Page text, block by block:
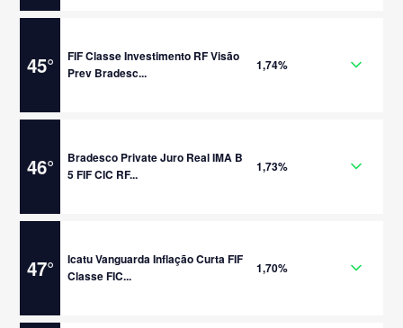
45°
FIF Classe Investimento RF Visão
Prev Bradesc...
1,74%
46°
Bradesco Private Juro Real IMA B
5 FIF CIC RF...
1,73%
47°
Icatu Vanguarda Inflação Curta FIF
Classe FIC...
1,70%